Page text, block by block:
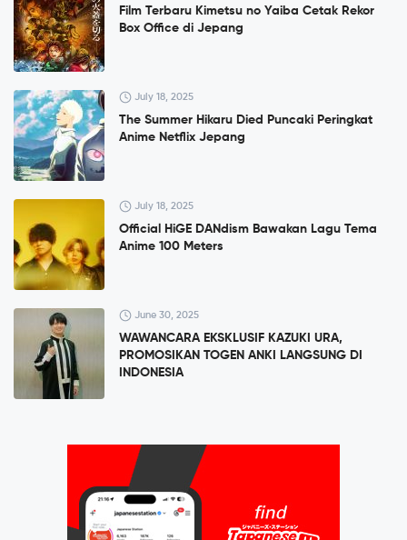
Film Terbaru Kimetsu no Yaiba Cetak Rekor
Box Office di Jepang
July 18, 2025
The Summer Hikaru Died Puncaki Peringkat
Anime Netflix Jepang
July 18, 2025
Official HiGE DANdism Bawakan Lagu Tema
Anime 100 Meters
June 30, 2025
WAWANCARA EKSKLUSIF KAZUKI URA,
PROMOSIKAN TOGEN ANKI LANGSUNG DI
INDONESIA